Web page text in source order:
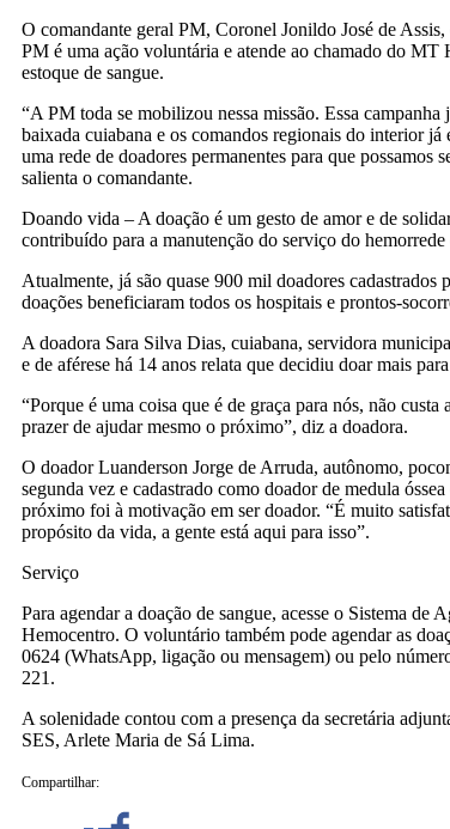
O comandante geral PM, Coronel Jonildo José de
PM é uma ação voluntária e atende ao chamado do MT
estoque de sangue.
“A PM toda se mobilizou nessa missão. Essa campanha
baixada cuiabana e os comandos regionais do interior já
uma rede de doadores permanentes para que possamos
salienta o comandante.
Doando vida – A doação é um gesto de amor e de
contribuído para a manutenção do serviço do
Atualmente, já são quase 900 mil doadores
doações beneficiaram todos os hospitais e prontos-
A doadora Sara Silva Dias, cuiabana, servidora
e de aférese há 14 anos relata que decidiu doar mais
“Porque é uma coisa que é de graça para nós, não custa
prazer de ajudar mesmo o próximo”, diz a doadora.
O doador Luanderson Jorge de Arruda, autônomo,
segunda vez e cadastrado como doador de medula
próximo foi à motivação em ser doador. “É muito
propósito da vida, a gente está aqui para isso”.
Serviço
Para agendar a doação de sangue, acesse o Sistema de
Hemocentro. O voluntário também pode agendar as
0624 (WhatsApp, ligação ou mensagem) ou pelo
221.
A solenidade contou com a presença da secretária
SES, Arlete Maria de Sá Lima.
Compartilhar: